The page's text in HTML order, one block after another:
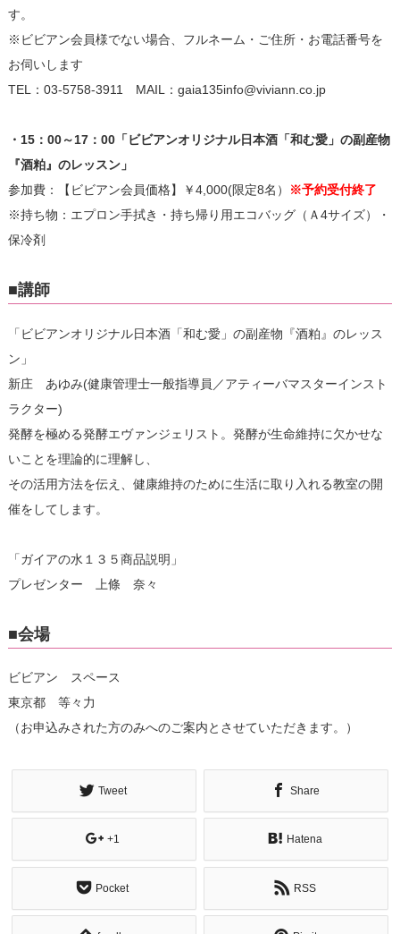
す。
※ビビアン会員様でない場合、フルネーム・ご住所・お電話番号を
お伺いします
TEL：03-5758-3911 MAIL：gaia135info@viviann.co.jp
・15：00～17：00「ビビアンオリジナル日本酒「和む愛」の副産物
『酒粕』のレッスン」
参加費：【ビビアン会員価格】￥4,000(限定8名）
※予約受付終了
※持ち物：エプロン手拭き・持ち帰り用エコバッグ（Ａ4サイズ）・
保冷剤
■講師
「ビビアンオリジナル日本酒「和む愛」の副産物『酒粕』のレッス
ン」
新庄 あゆみ(健康管理士一般指導員／アティーバマスターインスト
ラクター)
発酵を極める発酵エヴァンジェリスト。発酵が生命維持に欠かせな
いことを理論的に理解し、
その活用方法を伝え、健康維持のために生活に取り入れる教室の開
催をしてします。
「ガイアの水１３５商品説明」
プレゼンター 上條 奈々
■会場
ビビアン スペース
東京都 等々力
（お申込みされた方のみへのご案内とさせていただきます。）
Tweet Share
+1 Hatena
Pocket RSS